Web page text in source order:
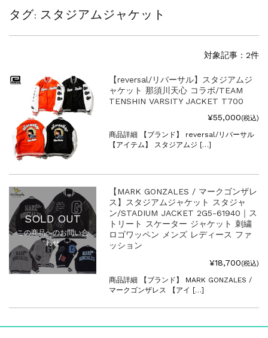
タグ:スタジアムジャケット
対象記事：2件
【reversal/リバーサル】スタジアムジ
ャケット 那須川天心 コラボ/TEAM
TENSHIN VARSITY JACKET T700
¥55,000(税込)
商品詳細 【ブランド】 reversal/リバーサル
【アイテム】 スタジアムジ […]
SOLD OUT
この商品へのお問い合
わせ
【MARK GONZALES / マークゴンザレ
ス】スタジアムジャケット スタジャ
ン/STADIUM JACKET 2G5-61940｜ス
トリート スケーター ジャケット 刺繍
ロゴワッペン メンズ レディース ファ
ッション
¥18,700(税込)
商品詳細 【ブランド】 MARK GONZALES /
マークゴンザレス 【アイ […]